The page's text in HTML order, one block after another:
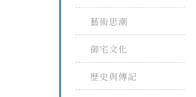
藝術思潮
御宅文化
歷史與傳記